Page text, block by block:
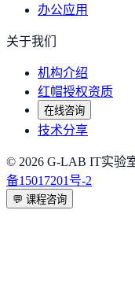
办公应用
关于我们
机构介绍
红帽授权资质
在线咨询
技术分享
© 2026 G-LAB IT实验
备15017201号-2
💬 课程咨询